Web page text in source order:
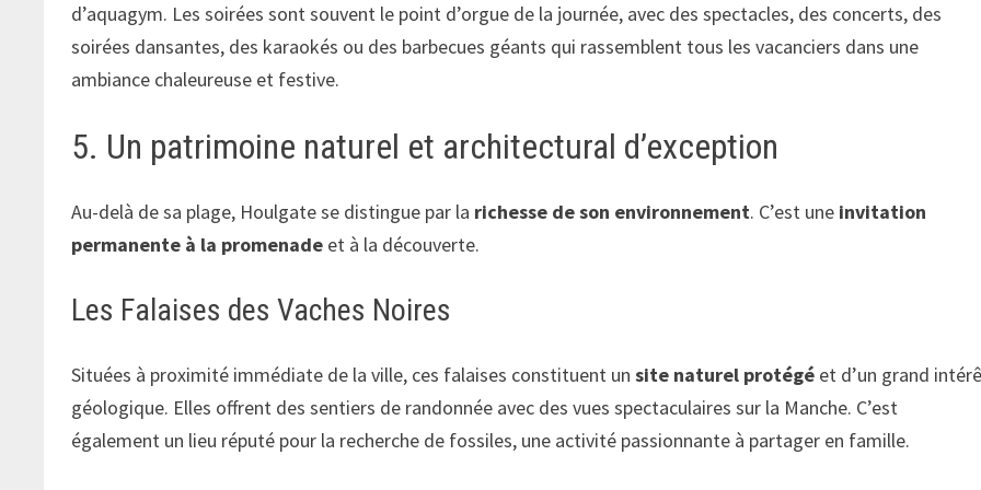
d’aquagym. Les soirées sont souvent le point d’orgue de la journée, avec des spectacles, des concerts, des
soirées dansantes, des karaokés ou des barbecues géants qui rassemblent tous les vacanciers dans une
ambiance chaleureuse et festive.
5. Un patrimoine naturel et architectural d’exception
Au-delà de sa plage, Houlgate se distingue par la richesse de son environnement. C’est une invitation
permanente à la promenade et à la découverte.
Les Falaises des Vaches Noires
Situées à proximité immédiate de la ville, ces falaises constituent unsite naturel protégé et d’un grand
géologique. Elles offrent des sentiers de randonnée avec des vues spectaculaires sur la Manche. C’est
également un lieu réputé pour la recherche de fossiles, une activité passionnante à partager en famille.